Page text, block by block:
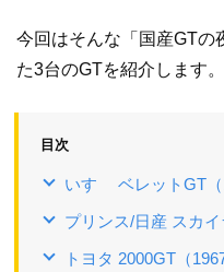
今回はそんな「国産GTの
た3台のGTを紹介します。
目次
いすゞ ベレットGT（
プリンス/日産 スカイ
トヨタ 2000GT（